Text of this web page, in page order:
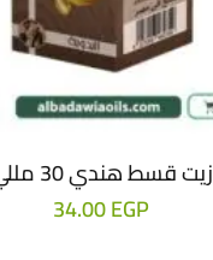
زيت قسط هندي 30 مللي
34.00EGP